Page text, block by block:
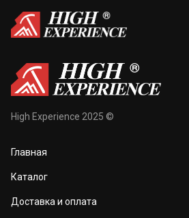
и перчатки
и маски
High Experience 2025 ©
Главная
Каталог
Доставка и оплата